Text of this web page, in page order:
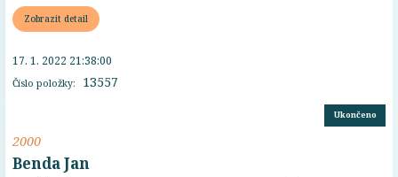
Zobrazit detail
Číslo položky: 13557
17. 1. 2022 21:38:00
Ukončeno
2000
Benda Jan